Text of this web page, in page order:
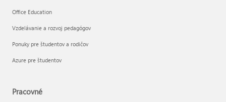
Office Education
Vzdelávanie a rozvoj pedagógov
Ponuky pre študentov a rodičov
Azure pre študentov
Pracovné